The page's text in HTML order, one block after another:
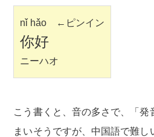
nǐ hǎo ←ピンイン
你好
ニーハオ
こう書くと、音の多さで、「発
まいそうですが、中国語で難